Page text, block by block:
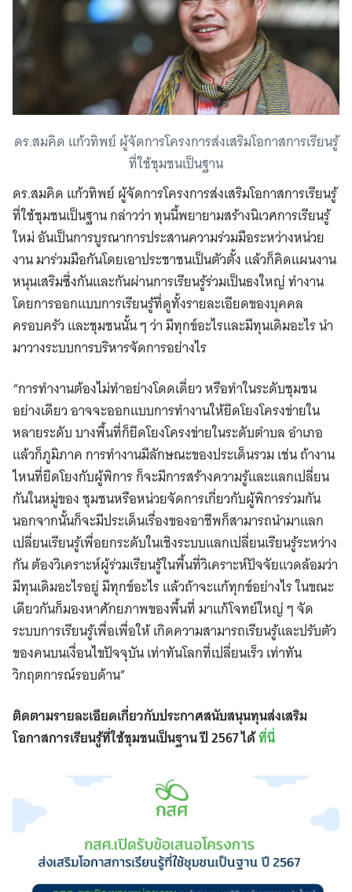
Search
for:
ดร.สมคิด แก้วทิพย์ ผู้จัดการโครงการส่งเสริมโอกาสการเรียนรู้
ที่ใช้ชุมชนเป็นฐาน
ดร.สมคิด แก้วทิพย์ ผู้จัดการโครงการส่งเสริมโอกาสการเรียนรู้
ที่ใช้ชุมชนเป็นฐาน กล่าวว่า ทุนนี้พยายามสร้างนิเวศการเรียนรู้
ใหม่ อันเป็นการบูรณาการประสานความร่วมมือระหว่างหน่วย
งาน มาร่วมมือกันโดยเอาประชาชนเป็นตัวตั้ง แล้วก็คิดแผนงาน
หนุนเสริมซึ่งกันและกันผ่านการเรียนรู้ร่วมเป็นธงใหญ่ ทำงาน
โดยการออกแบบการเรียนรู้ที่ดูทั้งรายละเอียดของบุคคล
ครอบครัว และชุมชนนั้น ๆ ว่า มีทุกข์อะไรและมีทุนเดิมอะไร นำ
มาวางระบบการบริหารจัดการอย่างไร
“การทำงานต้องไม่ทำอย่างโดดเดี่ยว หรือทำในระดับชุมชน
อย่างเดียว อาจจะออกแบบการทำงานให้ยึดโยงโครงข่ายใน
หลายระดับ บางพื้นที่ก็ยึดโยงโครงข่ายในระดับตำบล อำเภอ
แล้วก็ภูมิภาค การทำงานมีลักษณะของประเด็นรวม เช่น ถ้างาน
ไหนที่ยึดโยงกับผู้พิการ ก็จะมีการสร้างความรู้และแลกเปลี่ยน
กันในหมู่ของ ชุมชนหรือหน่วยจัดการเกี่ยวกับผู้พิการร่วมกัน
นอกจากนั้นก็จะมีประเด็นเรื่องของอาชีพก็สามารถนำมาแลก
เปลี่ยนเรียนรู้เพื่อยกระดับในเชิงระบบแลกเปลี่ยนเรียนรู้ระหว่าง
กัน ต้องวิเคราะห์ผู้ร่วมเรียนรู้ในพื้นที่วิเคราะห์ปัจจัยแวดล้อมว่า
มีทุนเดิมอะไรอยู่ มีทุกข์อะไร แล้วถ้าจะแก้ทุกข์อย่างไร ในขณะ
เดียวกันก็มองหาศักยภาพของพื้นที่ มาแก้โจทย์ใหญ่ ๆ จัด
ระบบการเรียนรู้เพื่อเพื่อให้ เกิดความสามารถเรียนรู้และปรับตัว
ของคนบนเงื่อนไขปัจจุบัน เท่าทันโลกที่เปลี่ยนเร็ว เท่าทัน
วิกฤตการณ์รอบด้าน”
ติดตามรายละเอียดเกี่ยวกับประกาศสนับสนุนทุนส่งเสริม
โอกาสการเรียนรู้ที่ใช้ชุมชนเป็นฐาน ปี 2567 ได้ที่นี่